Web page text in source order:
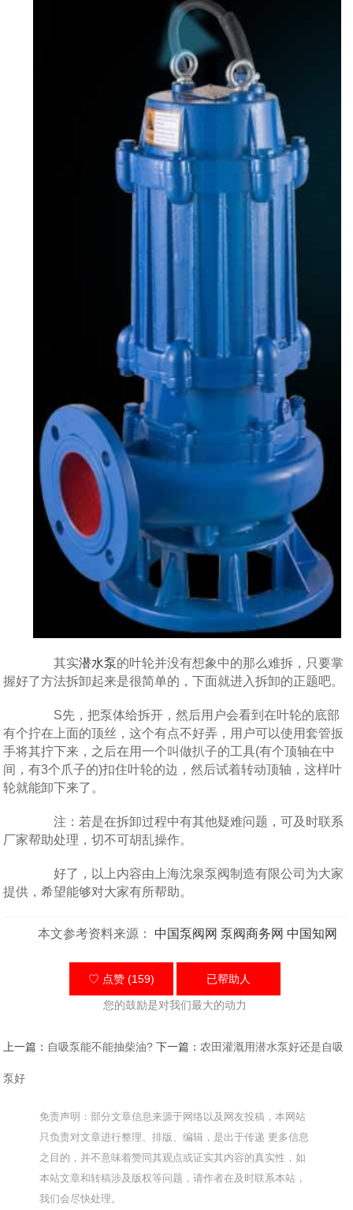
其实潜水泵的叶轮并没有想象中的那么难拆，只要掌
握好了方法拆卸起来是很简单的，下面就进入拆卸的正题吧。
S先，把泵体给拆开，然后用户会看到在叶轮的底部
有个拧在上面的顶丝，这个有点不好弄，用户可以使用套管扳
手将其拧下来，之后在用一个叫做扒子的工具(有个顶轴在中
间，有3个爪子的)扣住叶轮的边，然后试着转动顶轴，这样叶
轮就能卸下来了。
注：若是在拆卸过程中有其他疑难问题，可及时联系
厂家帮助处理，切不可胡乱操作。
好了，以上内容由上海沈泉泵阀制造有限公司为大家
提供，希望能够对大家有所帮助。
本文参考资料来源： 中国泵阀网 泵阀商务网 中国知网
♡ 点赞 (159) 已帮助人
您的鼓励是对我们最大的动力
上一篇： 自吸泵能不能抽柴油? 下一篇：农田灌溉用潜水泵好还是自吸
泵好
免责声明：部分文章信息来源于网络以及网友投稿，本网站
只负责对文章进行整理、排版、编辑，是出于传递 更多信息
之目的，并不意味着赞同其观点或证实其内容的真实性，如
本站文章和转稿涉及版权等问题，请作者在及时联系本站，
我们会尽快处理。